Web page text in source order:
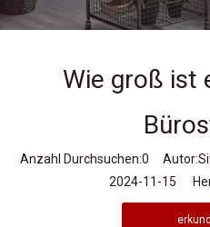
Wie groß ist
Anzahl Durchsuchen:0
2024-11-15